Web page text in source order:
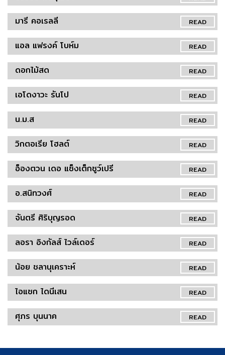
READ
มารี คอเรลลี
READ
แอล แฟรงค์ โบห์ม
READ
ดอกไม้สด
READ
เอโดงาวะ รันโป
READ
น.ม.ส
READ
วิกตอเรีย โฮลต์
READ
อ็องตวน เดอ แซ็งเต็กซูว์เปรี
READ
อ.สนิทวงศ์
READ
จันตรี ศิริบุญรอด
READ
ลอรา อิงกัลส์ ไวล์เดอร์
READ
น้อย ชลานุเคราะห์
READ
ไอแซก ไดนีเสน
READ
ศุภร บุนนาค